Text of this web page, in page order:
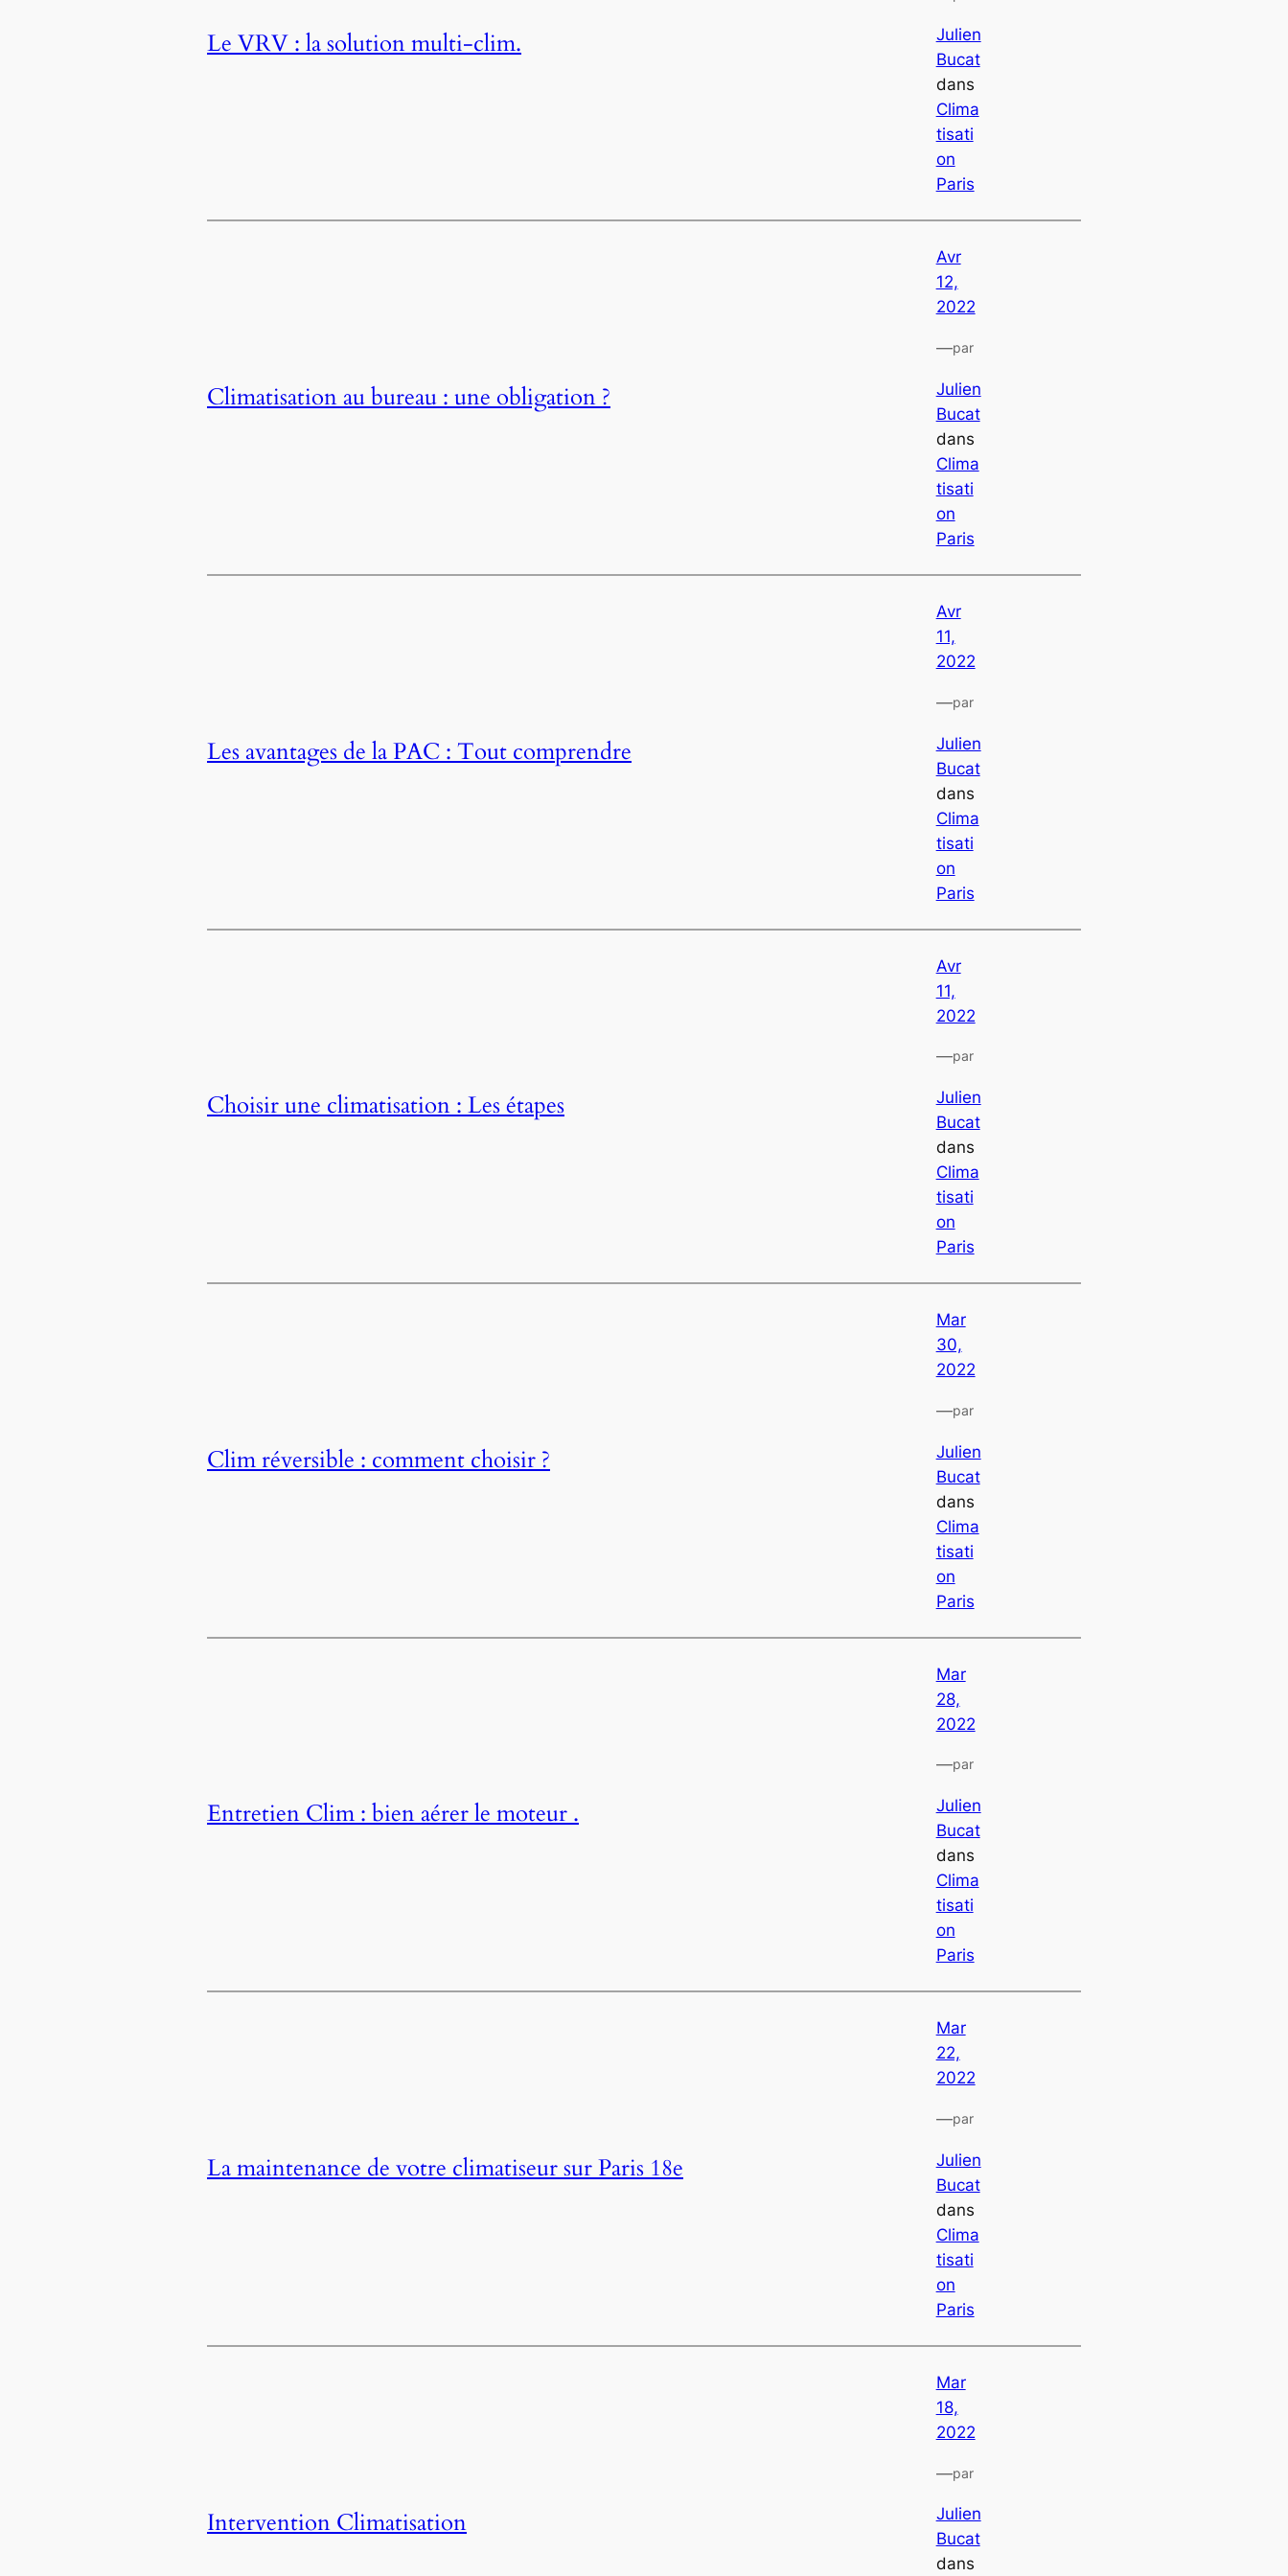
Le VRV : la solution multi-clim.
Julien
Bucat
dans
Clima
tisati
on
Paris
Climatisation au bureau : une obligation ?
Avr
12,
2022
—par
Julien
Bucat
dans
Clima
tisati
on
Paris
Les avantages de la PAC : Tout comprendre
Avr
11,
2022
—par
Julien
Bucat
dans
Clima
tisati
on
Paris
Choisir une climatisation : Les étapes
Avr
11,
2022
—par
Julien
Bucat
dans
Clima
tisati
on
Paris
Clim réversible : comment choisir ?
Mar
30,
2022
—par
Julien
Bucat
dans
Clima
tisati
on
Paris
Entretien Clim : bien aérer le moteur .
Mar
28,
2022
—par
Julien
Bucat
dans
Clima
tisati
on
Paris
La maintenance de votre climatiseur sur Paris 18e
Mar
22,
2022
—par
Julien
Bucat
dans
Clima
tisati
on
Paris
Intervention Climatisation
Mar
18,
2022
—par
Julien
Bucat
dans